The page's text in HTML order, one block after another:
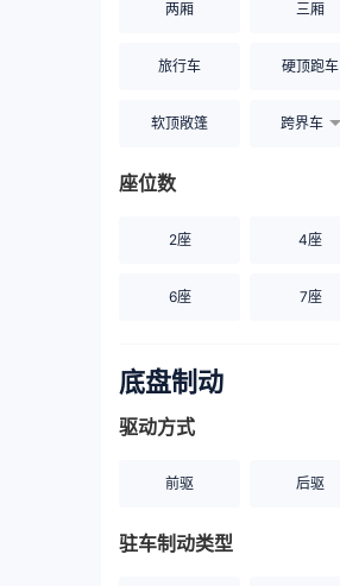
两厢 三厢
旅行车 硬顶跑车
软顶敞篷 跨界车
座位数
2座 4座
6座 7座
底盘制动
驱动方式
前驱 后驱
驻车制动类型